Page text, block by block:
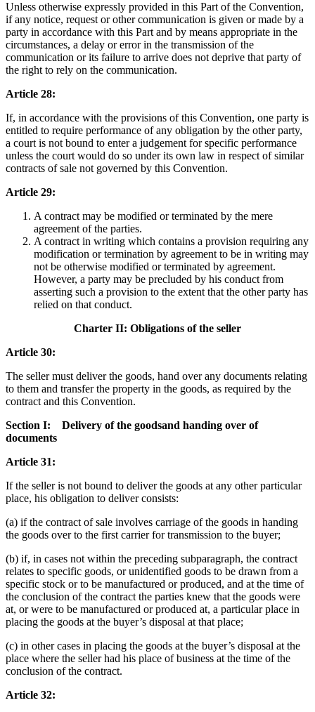
Unless otherwise expressly provided in this Part of the Convention,
if any notice, request or other communication is given or made by a
party in accordance with this Part and by means appropriate in the
circumstances, a delay or error in the transmission of the
communication or its failure to arrive does not deprive that party of
the right to rely on the communication.
Article 28:
If, in accordance with the provisions of this Convention, one party is
entitled to require performance of any obligation by the other party,
a court is not bound to enter a judgement for specific performance
unless the court would do so under its own law in respect of similar
contracts of sale not governed by this Convention.
Article 29:
A contract may be modified or terminated by the mere
agreement of the parties.
A contract in writing which contains a provision requiring any
modification or termination by agreement to be in writing may
not be otherwise modified or terminated by agreement.
However, a party may be precluded by his conduct from
asserting such a provision to the extent that the other party has
relied on that conduct.
Charter II: Obligations of the seller
Article 30:
The seller must deliver the goods, hand over any documents relating
to them and transfer the property in the goods, as required by the
contract and this Convention.
Section I: Delivery of the goodsand handing over of
documents
Article 31:
If the seller is not bound to deliver the goods at any other particular
place, his obligation to deliver consists:
(a) if the contract of sale involves carriage of the goods in handing
the goods over to the first carrier for transmission to the buyer;
(b) if, in cases not within the preceding subparagraph, the contract
relates to specific goods, or unidentified goods to be drawn from a
specific stock or to be manufactured or produced, and at the time of
the conclusion of the contract the parties knew that the goods were
at, or were to be manufactured or produced at, a particular place in
placing the goods at the buyer’s disposal at that place;
(c) in other cases in placing the goods at the buyer’s disposal at the
place where the seller had his place of business at the time of the
conclusion of the contract.
Article 32: